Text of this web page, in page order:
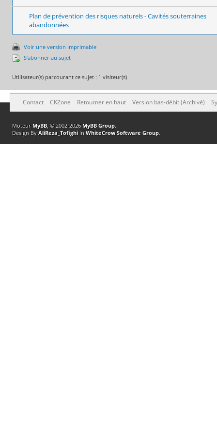
Plan de prévention des risques naturels - Cavités souterraines
abandonnées
Voir une version imprimable
S’abonner au sujet
Utilisateur(s) parcourant ce sujet : 1 visiteur(s)
Contact CKZone Retourner en haut Version bas-débit (Archivé)
Moteur MyBB, © 2002-2026 MyBB Group.
Design By AliReza_TofighiIn WhiteCrow Software Group.